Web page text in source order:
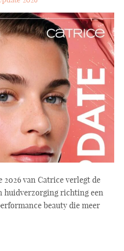
van Catrice verlegt de
huidverzorging richting een
beauty die meer